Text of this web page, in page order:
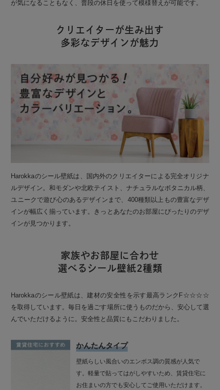
が気になることもなく、普段の休日を使って模様替えが可能です。
クリエイターが生み出す
多彩なデザインが魅力
Harokkaのシール壁紙は、国内外のクリエイターによる完全オリジナ
ルデザイン。和モダンや北欧テイスト、ナチュラルなボタニカル柄、
ユニークで遊び心のあるデザインまで、400種類以上もの豊富なデザ
インが幅広く揃っています。きっとあなたのお部屋にぴったりのデザ
インが見つかります。
家族やお部屋に合わせ
選べるシール壁紙2種類
Harokkaのシール壁紙は、建材の安全性を示す最高ランクF☆☆☆☆
を取得しています。毎日を過ごす場所に使うものだから、安心して選
んでいただけるように。安全性と品質にもこだわりました。
かんたんタイプ
壁紙らしい風合いのエンボス調の質感が人気で
す。軽量で貼ってはがしやすいため、賃貸住宅に
お住まいの方でも安心してご使用いただけます。